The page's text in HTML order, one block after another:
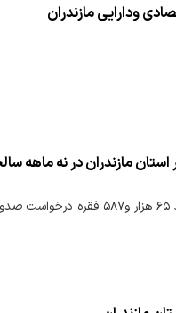
ودارایی مازندران
نماینده وزیر و مدیرکل امور اقتصادی و